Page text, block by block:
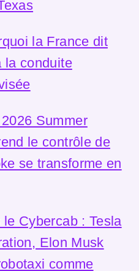
la France dit
la conduite
Summer
le contrôle de
se transforme en
Cybercab : Tesla
Elon Musk
comme